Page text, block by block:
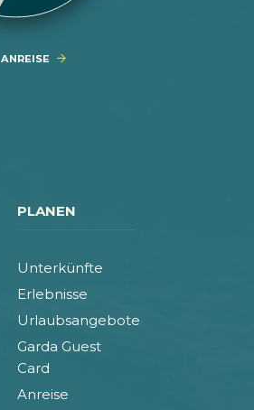
ANREISE
PLANEN
Unterkünfte
Erlebnisse
Urlaubsangebote
Garda Guest
Card
Anreise